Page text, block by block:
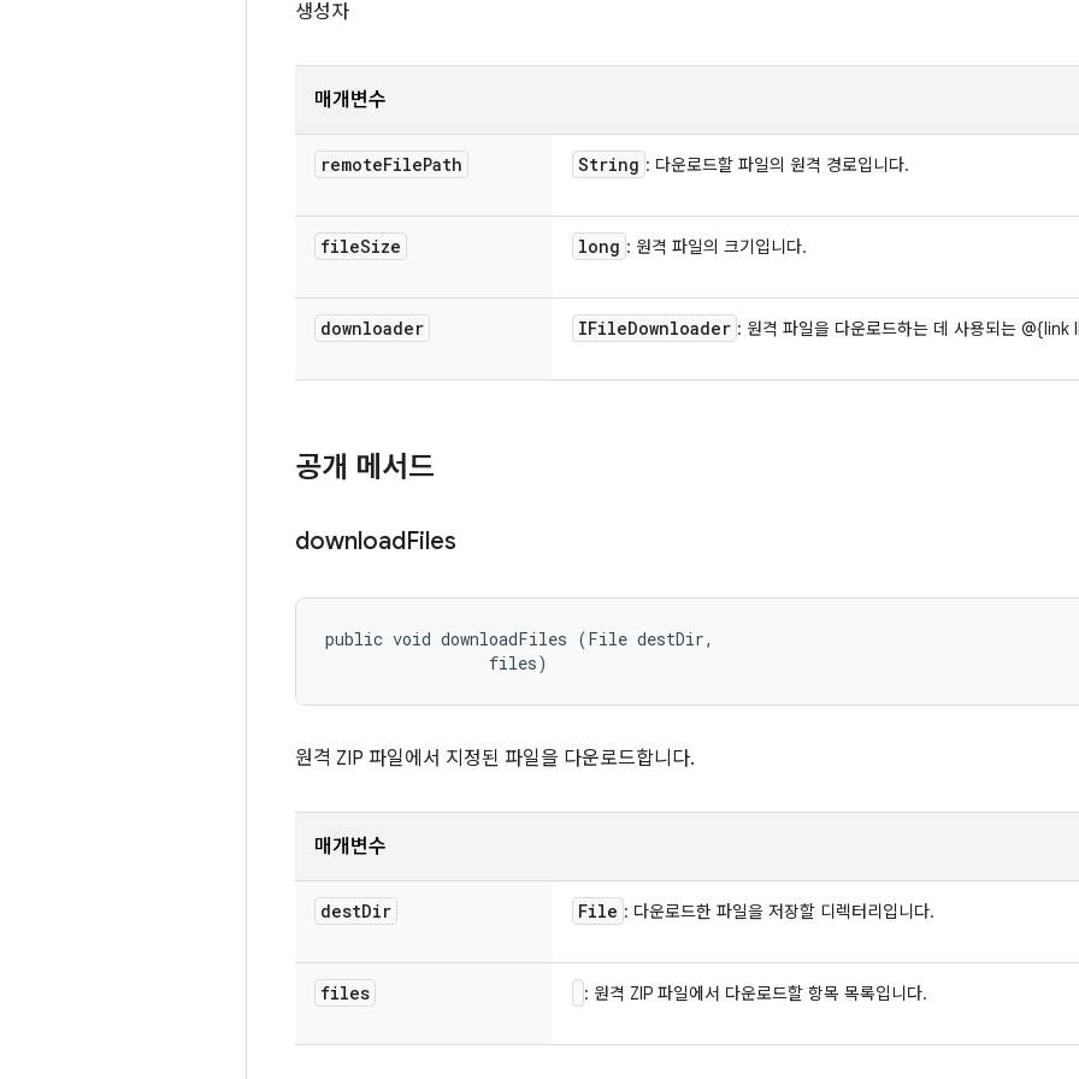
생성자
매개변수
remoteFilePath String : 다운로드할 파일의 원격 경로입니다.
fileSize long : 원격 파일의 크기입니다.
downloader IFileDownloader : 원격 파일을 다운로드하는 데 사용되는
공개 메서드
downloadFiles
public void downloadFiles (File destDir,
files)
원격 ZIP 파일에서 지정된 파일을 다운로드합니다.
매개변수
destDir File : 다운로드한 파일을 저장할 디렉터리입니다.
files : 원격 ZIP 파일에서 다운로드할 항목 목록입니다.